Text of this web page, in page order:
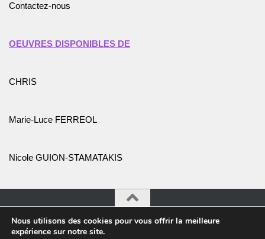
Contactez-nous
OEUVRES DISPONIBLES DE
CHRIS
Marie-Luce FERREOL
Nicole GUION-STAMATAKIS
Association Promotion de l'Art et des Artistes © 2026. Tous
Nous utilisons des cookies pour vous offrir la meilleure
expérience sur notre site.